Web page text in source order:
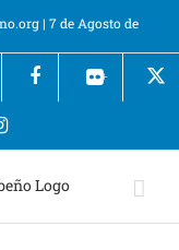
| 7 de Agosto de
+